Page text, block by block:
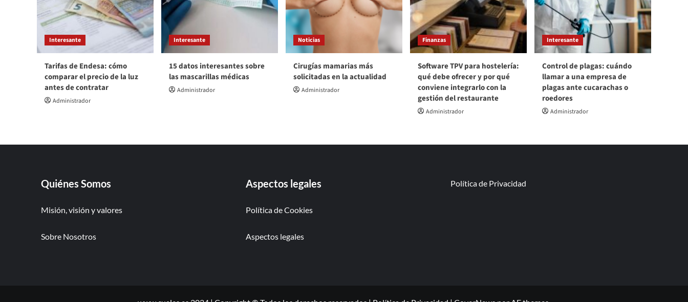
Interesante
Tarifas de Endesa: cómo
comparar el precio de la luz
antes de contratar
Administrador
Interesante
15 datos interesantes sobre
las mascarillas médicas
Administrador
Noticias
Cirugías mamarias más
solicitadas en la actualidad
Administrador
Finanzas
Software TPV para hostelería:
qué debe ofrecer y por qué
conviene integrarlo con la
gestión del restaurante
Administrador
Interesante
Control de plagas: cuándo
llamar a una empresa de
plagas ante cucarachas o
roedores
Administrador
Quiénes Somos
Misión, visión y valores
Sobre Nosotros
Aspectos legales
Política de Cookies
Aspectos legales
Política de Privacidad